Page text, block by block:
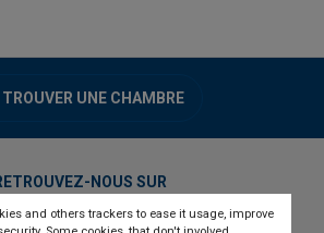
and others trackers to ease it usage, improve
TROUVER UNE CHAMBRE
NOUS SUR